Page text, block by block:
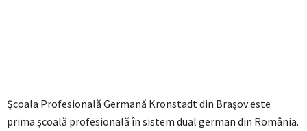
Școala Profesională Germană Kronstadt din Brașov este
prima școală profesională în sistem dual german din România.